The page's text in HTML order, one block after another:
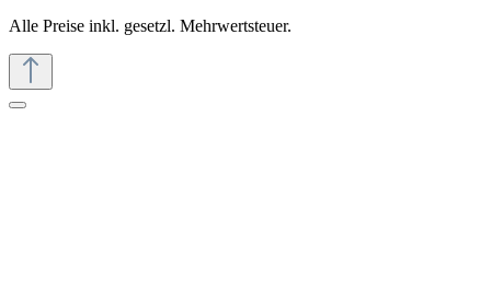
Alle Preise inkl. gesetzl. Mehrwertsteuer.